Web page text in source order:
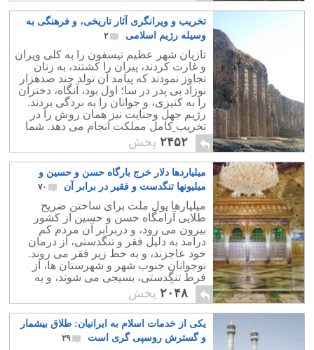
تخریب و ویرانگری آثار تاریخی، و فرهنگی به
وسیله رژیم اسلامی
۲
تازیان شهر عظیم تیسفون را به کلی ویران
و غارت کردند، پیران را کشتند، به زنان
تجاوز نمودند که پیامد آن تولد چند صدهزار
نوزاد بی پدر در سا؛ اول بود، آنگاه، دختران
را به کنیزی، و جوانان را به بردگی بردند.
رژیم جهل وجنایت نیز همان روش را در
تخریب کامل مملکت انجام می دهد. شما
لیست آن را اینجا می بینید.
۲۴۵۲ پخش
میلیاردها دلار خرج بارگاه حسن و حسین و
میلیونها تنگدست و فقیر در برابر آن
۷۰
میلیارها پول ملت برای ساختن ضریح
طلایی آرامگاه حسن و حسین از کشور
بیرون می رود، و دربرابر آن مردم کم
درآمد به دلیل فقر و تنگدستی، از درمان
خود عاجزند، و به خط زیر فقر می روند.
نوجوانان جنوب شهر و شهرستان ها، از
فرط تنگدستی، بسیجی می شوند، و به
اذیت و آزار برادران و خواهران خود می
پردازند.
۲۰۴۸ پخش
یکی از خدمات اسلام به ایرانیان: طلاق بیشمار
و گسترش روسپی گری است
۲۹